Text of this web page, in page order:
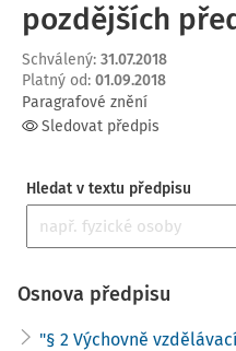
pozdějších
Schválený: 31.07.2018
Platný od: 01.09.2018
Paragrafové znění
Sledovat předpis
Hledat v textu předpisu
Osnova předpisu
"§ 2 Výchovně